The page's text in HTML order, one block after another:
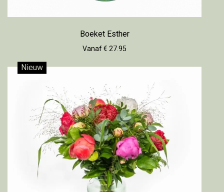
Boeket Esther
Vanaf € 27.95
Nieuw